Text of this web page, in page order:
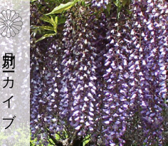
月別アーカイブ